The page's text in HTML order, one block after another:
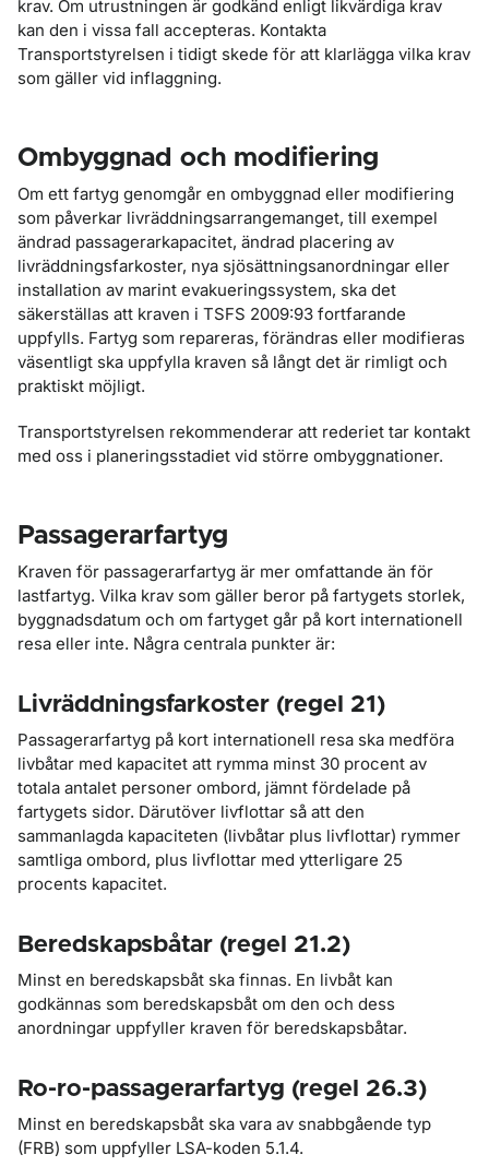
krav. Om utrustningen är godkänd enligt likvärdiga krav
kan den i vissa fall accepteras. Kontakta
Transportstyrelsen i tidigt skede för att klarlägga vilka krav
som gäller vid inflaggning.
Ombyggnad och modifiering
Om ett fartyg genomgår en ombyggnad eller modifiering
som påverkar livräddningsarrangemanget, till exempel
ändrad passagerarkapacitet, ändrad placering av
livräddningsfarkoster, nya sjösättningsanordningar eller
installation av marint evakueringssystem, ska det
säkerställas att kraven i TSFS 2009:93 fortfarande
uppfylls. Fartyg som repareras, förändras eller modifieras
väsentligt ska uppfylla kraven så långt det är rimligt och
praktiskt möjligt.
Transportstyrelsen rekommenderar att rederiet tar kontakt
med oss i planeringsstadiet vid större ombyggnationer.
Passagerarfartyg
Kraven för passagerarfartyg är mer omfattande än för
lastfartyg. Vilka krav som gäller beror på fartygets storlek,
byggnadsdatum och om fartyget går på kort internationell
resa eller inte. Några centrala punkter är:
Livräddningsfarkoster (regel 21)
Passagerarfartyg på kort internationell resa ska medföra
livbåtar med kapacitet att rymma minst 30 procent av
totala antalet personer ombord, jämnt fördelade på
fartygets sidor. Därutöver livflottar så att den
sammanlagda kapaciteten (livbåtar plus livflottar) rymmer
samtliga ombord, plus livflottar med ytterligare 25
procents kapacitet.
Beredskapsbåtar (regel 21.2)
Minst en beredskapsbåt ska finnas. En livbåt kan
godkännas som beredskapsbåt om den och dess
anordningar uppfyller kraven för beredskapsbåtar.
Ro-ro-passagerarfartyg (regel 26.3)
Minst en beredskapsbåt ska vara av snabbgående typ
(FRB) som uppfyller LSA-koden 5.1.4.